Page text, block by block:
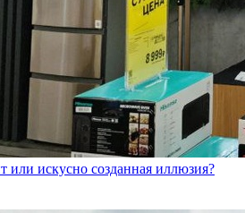
или искусно созданная иллюзия?